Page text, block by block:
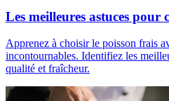
Les meilleures astuces
Apprenez à choisir le poisson frais
incontournables. Identifiez les
qualité et fraîcheur.